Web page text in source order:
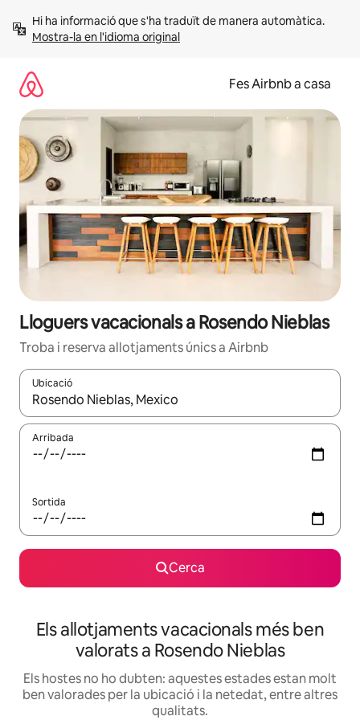
Mostra-la en l'idioma original
Fes Airbnb a casa
Lloguers vacacionals a Rosendo Nieblas
Troba i reserva allotjaments únics a Airbnb
Ubicació
Quan els resultats estiguin disponibles, podràs navegar-hi a
Arribada
Sortida
Cerca
Els allotjaments vacacionals més ben
valorats a Rosendo Nieblas
Els hostes no ho dubten: aquestes estades estan molt
ben valorades per la ubicació i la netedat, entre altres
qualitats.